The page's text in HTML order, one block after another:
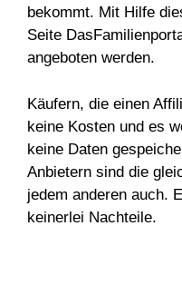
bekommt. Mit Hilfe
Seite
angeboten werden.
Käufern, die einen
keine Kosten und es
keine Daten
Anbietern sind die
jedem anderen auch.
keinerlei Nachteile.